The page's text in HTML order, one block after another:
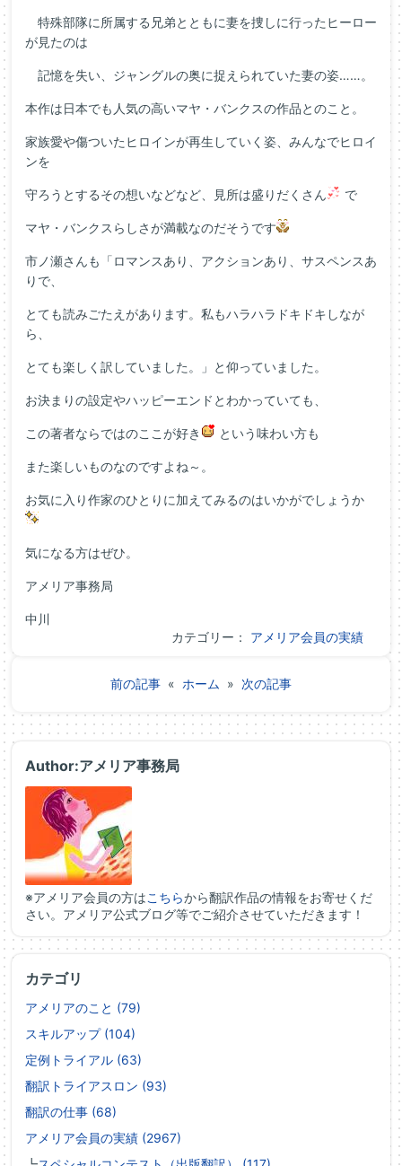
特殊部隊に所属する兄弟とともに妻を捜しに行ったヒーロー
が見たのは
記憶を失い、ジャングルの奥に捉えられていた妻の姿……。
本作は日本でも人気の高いマヤ・バンクスの作品とのこと。
家族愛や傷ついたヒロインが再生していく姿、みんなでヒロイ
ンを
守ろうとするその想いなどなど、見所は盛りだくさん で
マヤ・バンクスらしさが満載なのだそうです
市ノ瀬さんも「ロマンスあり、アクションあり、サスペンスあ
りで、
とても読みごたえがあります。私もハラハラドキドキしなが
ら、
とても楽しく訳していました。」と仰っていました。
お決まりの設定やハッピーエンドとわかっていても、
この著者ならではのここが好き という味わい方も
また楽しいものなのですよね～。
お気に入り作家のひとりに加えてみるのはいかがでしょうか
気になる方はぜひ。
アメリア事務局
中川
カテゴリー： アメリア会員の実績
前の記事 « ホーム » 次の記事
Author:アメリア事務局
※アメリア会員の方はこちらから翻訳作品の情報をお寄せくだ
さい。アメリア公式ブログ等でご紹介させていただきます！
カテゴリ
アメリアのこと (79)
スキルアップ (104)
定例トライアル (63)
翻訳トライアスロン (93)
翻訳の仕事 (68)
アメリア会員の実績 (2967)